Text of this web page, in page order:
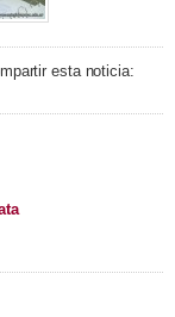
esta noticia: